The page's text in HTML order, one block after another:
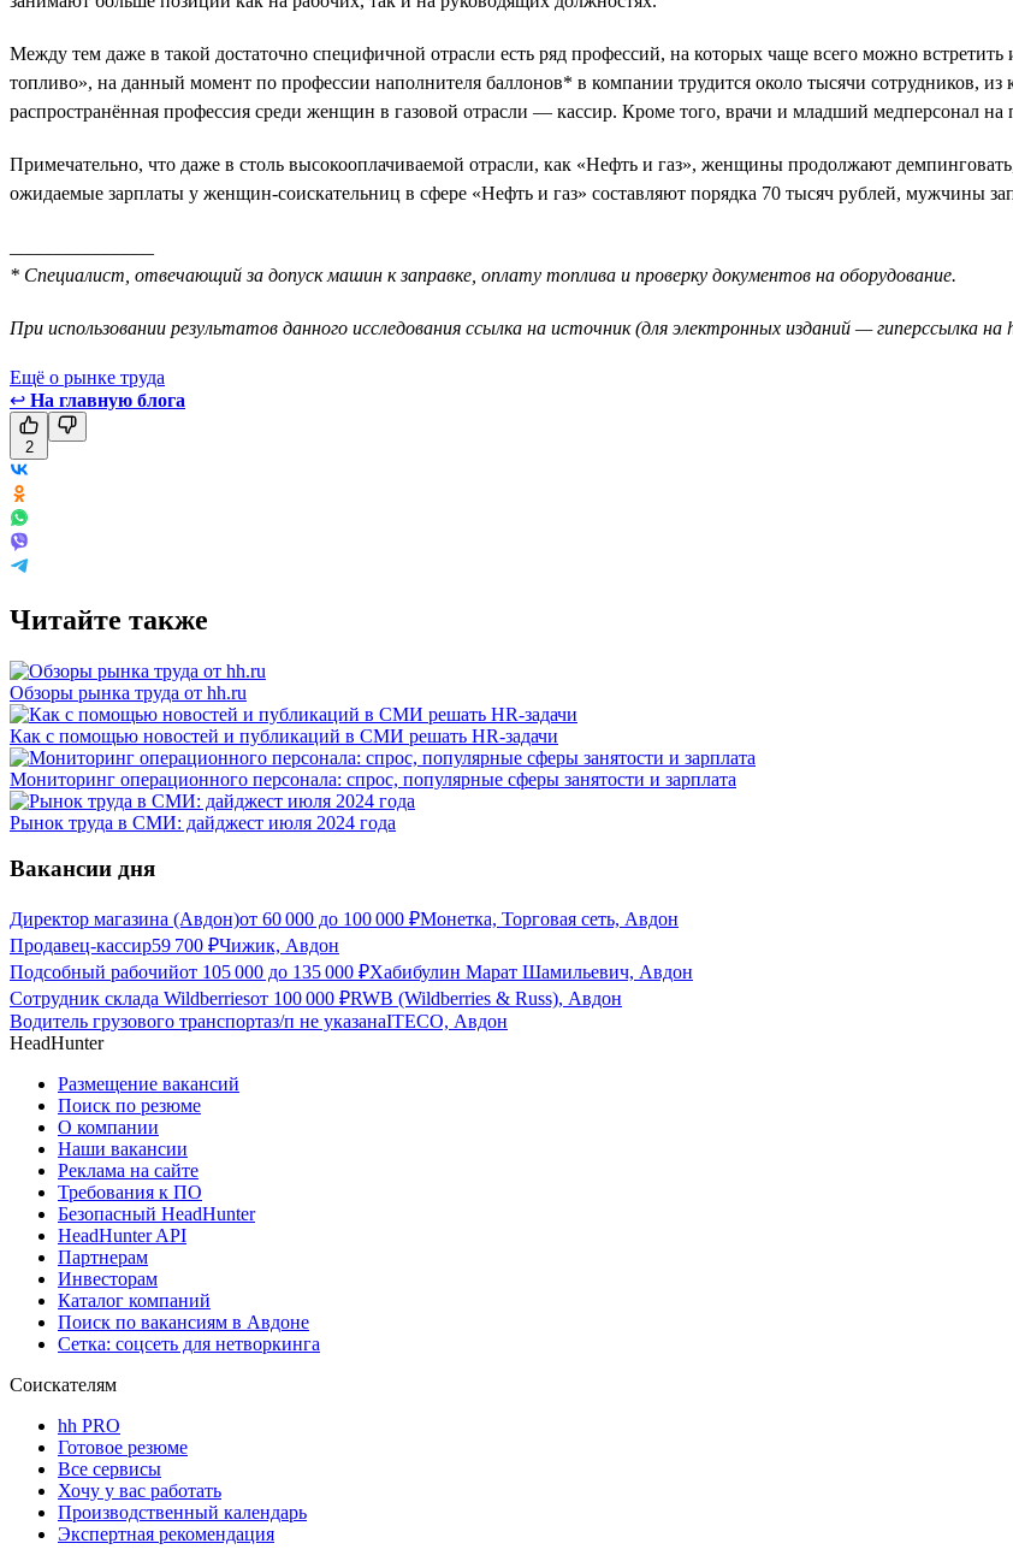
Между тем даже в такой достаточно специфичной отрасли есть ряд профессий, на которых чаще всего можно
топливо», на данный момент по профессии наполнителя баллонов* в компании трудится около тысячи сотрудников,
распространённая профессия среди женщин в газовой отрасли — кассир. Кроме того, врачи и младший медперсонал
Примечательно, что даже в столь высокооплачиваемой отрасли, как «Нефть и газ», женщины продолжают
ожидаемые зарплаты у женщин-соискательниц в сфере «Нефть и газ» составляют порядка 70 тысяч рублей, мужчины
* Специалист, отвечающий за допуск машин к заправке, оплату топлива и проверку документов на оборудование.
При использовании результатов данного исследования ссылка на источник (для электронных изданий — гиперссылка на
Ещё о рынке труда
↩ На главную блога
2
Читайте также
Обзоры рынка труда от hh.ru
Как с помощью новостей и публикаций в СМИ решать HR-задачи
Мониторинг операционного персонала: спрос, популярные сферы занятости и зарплата
Рынок труда в СМИ: дайджест июля 2024 года
Вакансии дня
Директор магазина (Авдон)от 60 000 до 100 000 ₽Монетка, Торговая сеть, Авдон
Продавец-кассир59 700 ₽Чижик, Авдон
Подсобный рабочийот 105 000 до 135 000 ₽Хабибулин Марат Шамильевич, Авдон
Сотрудник склада Wildberriesот 100 000 ₽RWB (Wildberries & Russ), Авдон
Водитель грузового транспортаз/п не указанаITECO, Авдон
HeadHunter
Размещение вакансий
Поиск по резюме
О компании
Наши вакансии
Реклама на сайте
Требования к ПО
Безопасный HeadHunter
HeadHunter API
Партнерам
Инвесторам
Каталог компаний
Поиск по вакансиям в Авдоне
Сетка: соцсеть для нетворкинга
Соискателям
hh PRO
Готовое резюме
Все сервисы
Хочу у вас работать
Производственный календарь
Экспертная рекомендация